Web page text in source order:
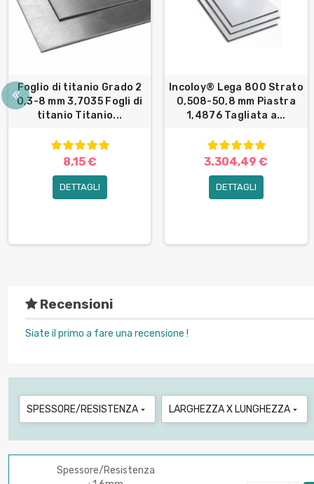
Foglio di titanio Grado 2
0,3-8 mm 3,7035 Fogli di
titanio Titanio...
8,15 €
DETTAGLI
Incoloy® Lega 800 Strato
0,508-50,8 mm Piastra
1,4876 Tagliata a...
3.304,49 €
DETTAGLI
Recensioni
Siate il primo a fare una recensione !
SPESSORE/RESISTENZA  LARGHEZZA X LUNGHEZZA 
Spessore/Resistenza